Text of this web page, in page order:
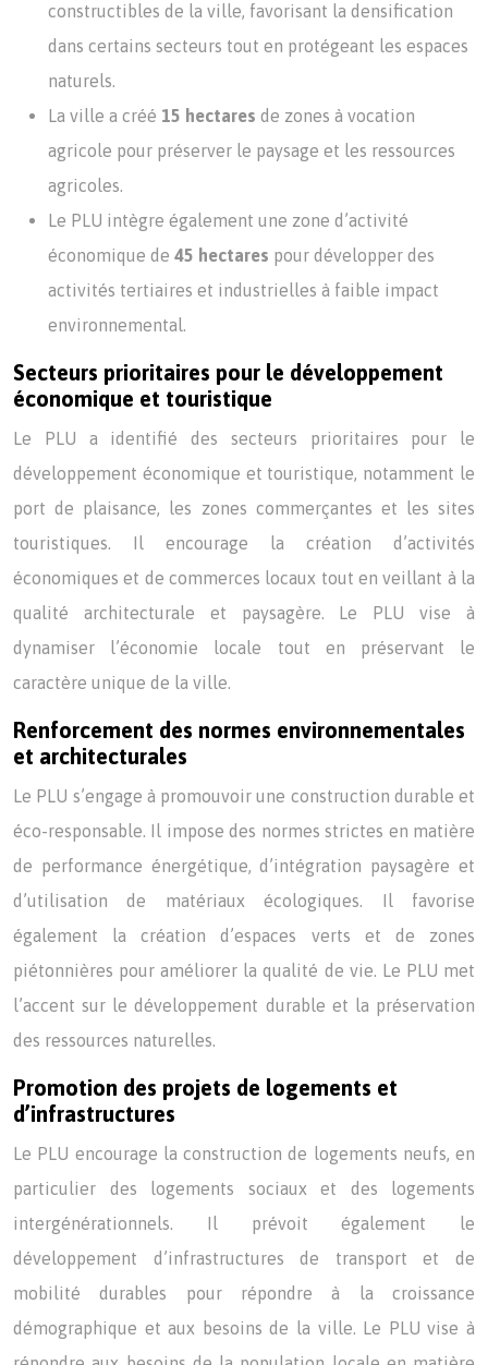
constructibles de la ville, favorisant la densification
dans certains secteurs tout en protégeant les espaces
naturels.
La ville a créé 15 hectares de zones à vocation
agricole pour préserver le paysage et les ressources
agricoles.
Le PLU intègre également une zone d’activité
économique de 45 hectares pour développer des
activités tertiaires et industrielles à faible impact
environnemental.
Secteurs prioritaires pour le développement
économique et touristique
Le PLU a identifié des secteurs prioritaires pour le
développement économique et touristique, notamment le
port de plaisance, les zones commerçantes et les sites
touristiques. Il encourage la création d’activités
économiques et de commerces locaux tout en veillant à la
qualité architecturale et paysagère. Le PLU vise à
dynamiser l’économie locale tout en préservant le
caractère unique de la ville.
Renforcement des normes environnementales
et architecturales
Le PLU s’engage à promouvoir une construction durable et
éco-responsable. Il impose des normes strictes en matière
de performance énergétique, d’intégration paysagère et
d’utilisation de matériaux écologiques. Il favorise
également la création d’espaces verts et de zones
piétonnières pour améliorer la qualité de vie. Le PLU met
l’accent sur le développement durable et la préservation
des ressources naturelles.
Promotion des projets de logements et
d’infrastructures
Le PLU encourage la construction de logements neufs, en
particulier des logements sociaux et des logements
intergénérationnels. Il prévoit également le
développement d’infrastructures de transport et de
mobilité durables pour répondre à la croissance
démographique et aux besoins de la ville. Le PLU vise à